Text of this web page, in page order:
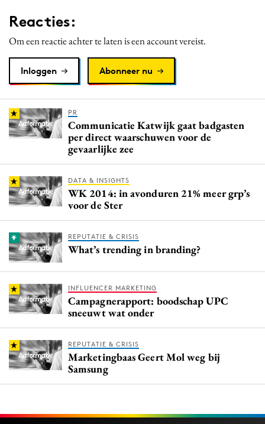
Reacties:
Om een reactie achter te laten is een account vereist.
Inloggen Abonneer nu
PR
Communicatie Katwijk gaat badgasten
per direct waarschuwen voor de
gevaarlijke zee
DATA & INSIGHTS
WK 2014: in avonduren 21% meer grp’s
voor de Ster
REPUTATIE & CRISIS
What’s trending in branding?
INFLUENCER MARKETING
Campagnerapport: boodschap UPC
sneeuwt wat onder
REPUTATIE & CRISIS
Marketingbaas Geert Mol weg bij
Samsung